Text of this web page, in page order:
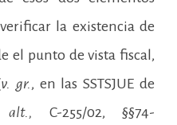
la existencia de
el punto de vista fiscal,
v. gr., en las SSTSJUE de
alt.,C-255/02, §§74-